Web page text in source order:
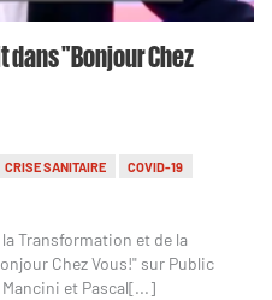
"Bonjour Chez
CRISE SANITAIRE
COVID-19
Transformation et de la
Chez Vous!" sur Public
et Pascal[...]